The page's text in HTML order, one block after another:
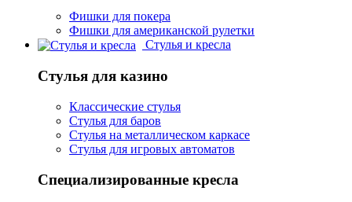
Фишки для покера
Фишки для американской рулетки
Стулья и кресла
Стулья для казино
Классические стулья
Стулья для баров
Стулья на металлическом каркасе
Стулья для игровых автоматов
Специализированные кресла